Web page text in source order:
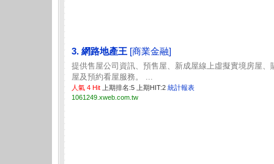
3. 網路地產王 [商業金融]
提供售屋公司資訊、預售屋、新成屋線上虛擬實境房屋、
屋及預約看屋服務。 ...
人氣 4 Hit 上期排名:5 上期HIT:2 統計報表
1061249.xweb.com.tw